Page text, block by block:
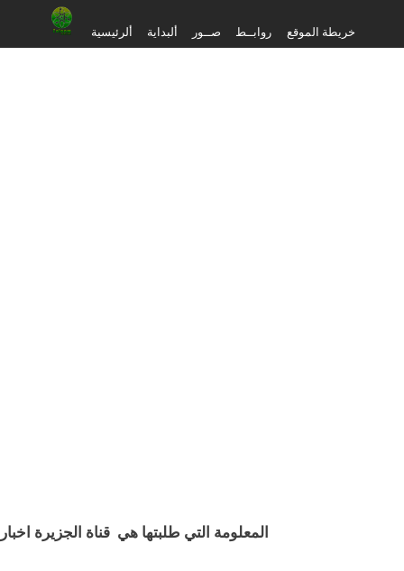
ألرئيسية ألبداية صــور روابــط خريطة الموقع
المعلومة التي طلبتها هي قناة الجزيرة اخبار